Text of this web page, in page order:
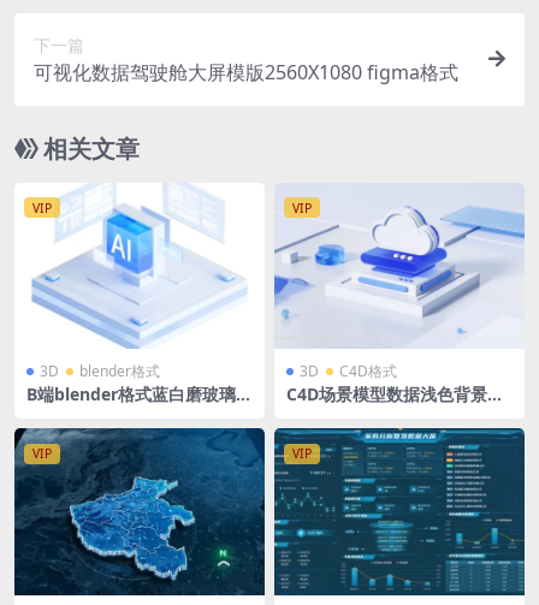
下一篇
可视化数据驾驶舱大屏模版2560X1080 figma格式
相关文章
VIP
3D blender格式
B端blender格式蓝白磨玻璃微
台模型含高清PNG
VIP
3D C4D格式
C4D场景模型数据浅色背景云
璃微软风登录页背景OC材质渲
染器
VIP VIP